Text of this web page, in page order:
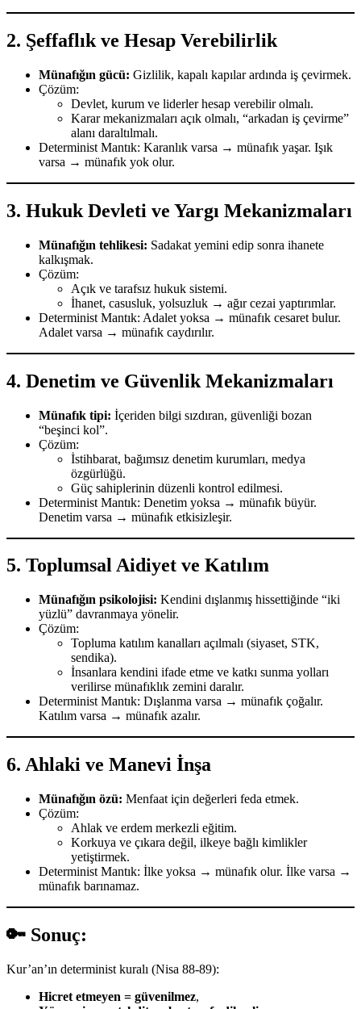
2. Şeffaflık ve Hesap Verebilirlik
Münafığın gücü: Gizlilik, kapalı kapılar ardında iş çevirmek.
Çözüm:
Devlet, kurum ve liderler hesap verebilir olmalı.
Karar mekanizmaları açık olmalı, “arkadan iş çevirme”
alanı daraltılmalı.
Determinist Mantık: Karanlık varsa → münafık yaşar. Işık
varsa → münafık yok olur.
3. Hukuk Devleti ve Yargı Mekanizmaları
Münafığın tehlikesi: Sadakat yemini edip sonra ihanete
kalkışmak.
Çözüm:
Açık ve tarafsız hukuk sistemi.
İhanet, casusluk, yolsuzluk → ağır cezai yaptırımlar.
Determinist Mantık: Adalet yoksa → münafık cesaret bulur.
Adalet varsa → münafık caydırılır.
4. Denetim ve Güvenlik Mekanizmaları
Münafık tipi: İçeriden bilgi sızdıran, güvenliği bozan
“beşinci kol”.
Çözüm:
İstihbarat, bağımsız denetim kurumları, medya
özgürlüğü.
Güç sahiplerinin düzenli kontrol edilmesi.
Determinist Mantık: Denetim yoksa → münafık büyür.
Denetim varsa → münafık etkisizleşir.
5. Toplumsal Aidiyet ve Katılım
Münafığın psikolojisi: Kendini dışlanmış hissettiğinde “iki
yüzlü” davranmaya yönelir.
Çözüm:
Topluma katılım kanalları açılmalı (siyaset, STK,
sendika).
İnsanlara kendini ifade etme ve katkı sunma yolları
verilirse münafıklık zemini daralır.
Determinist Mantık: Dışlanma varsa → münafık çoğalır.
Katılım varsa → münafık azalır.
6. Ahlaki ve Manevi İnşa
Münafığın özü: Menfaat için değerleri feda etmek.
Çözüm:
Ahlak ve erdem merkezli eğitim.
Korkuya ve çıkara değil, ilkeye bağlı kimlikler
yetiştirmek.
Determinist Mantık: İlke yoksa → münafık olur. İlke varsa →
münafık barınamaz.
🔑 Sonuç:
Kur’an’ın determinist kuralı (Nisa 88-89):
Hicret etmeyen = güvenilmez,